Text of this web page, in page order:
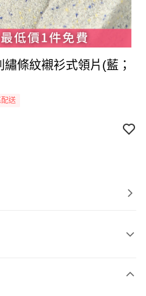
繡條紋襯衫式領片(藍；
配送